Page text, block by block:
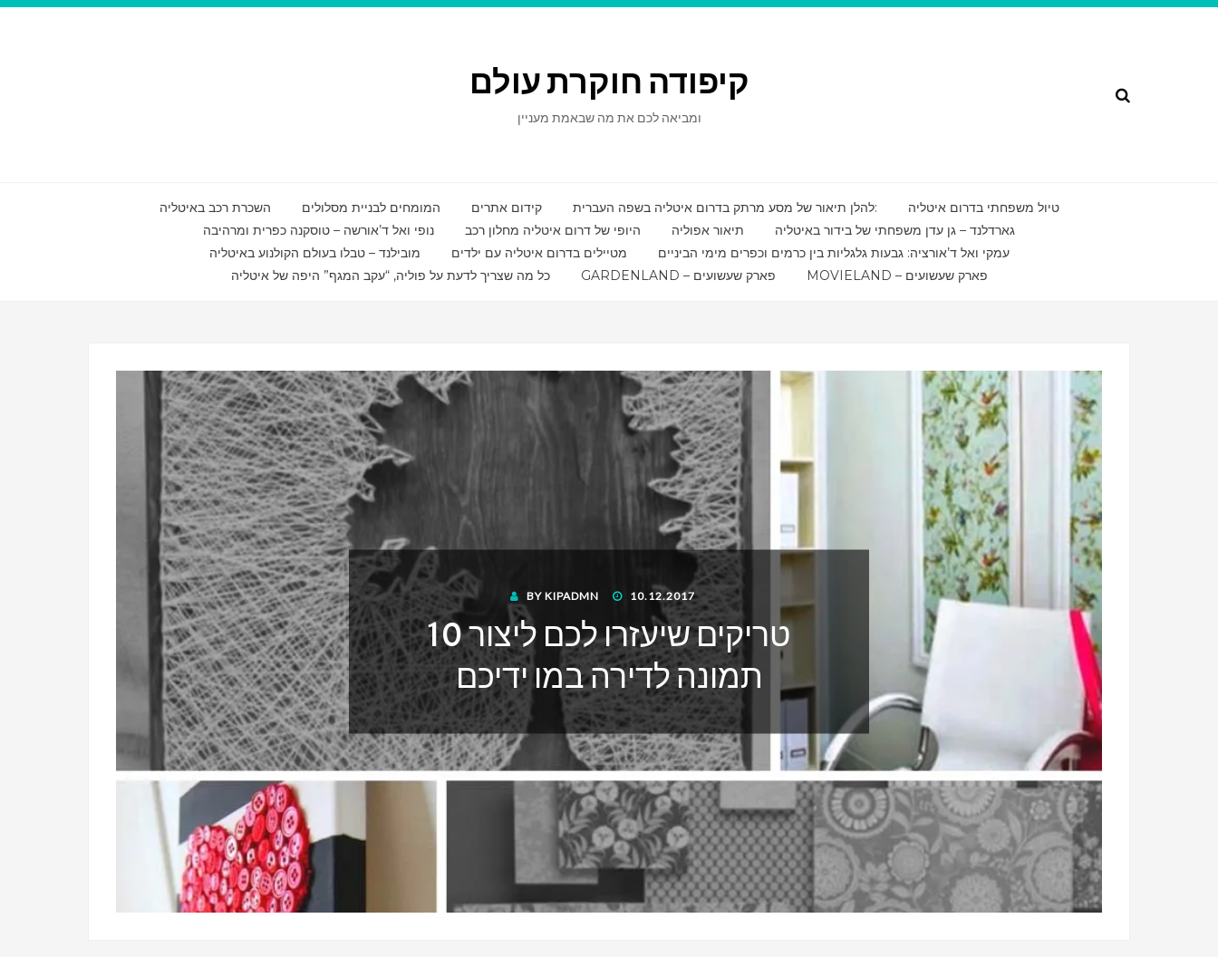
קיפודה חוקרת עולם
ומביאה לכם את מה שבאמת מעניין Search
השכרת רכב באיטליה המומחים לבניית מסלולים קידום אתרים להלן תיאור של מסע מרתק בדרום איטליה בשפה העברית:
טיול משפחתי בדרום איטליה
נופי ואל ד’אורשה – טוסקנה כפרית ומרהיבה
היופי של דרום איטליה מחלון רכב תיאור אפוליה
גארדלנד – גן עדן משפחתי של בידור באיטליה
מובילנד – טבלו בעולם הקולנוע באיטליה
מטיילים בדרום איטליה עם ילדים
עמקי ואל ד’אורציה: גבעות גלגליות בין כרמים וכפרים מימי הביניים
כל מה שצריך לדעת על פוליה, “עקב המגף” היפה של איטליה
GARDENLAND – פארק שעשועים MOVIELAND – פארק שעשועים
BY KIPADMN
POSTED
10.12.2017
10 טריקים שיעזרו לכם ליצור
תמונה לדירה במו ידיכם